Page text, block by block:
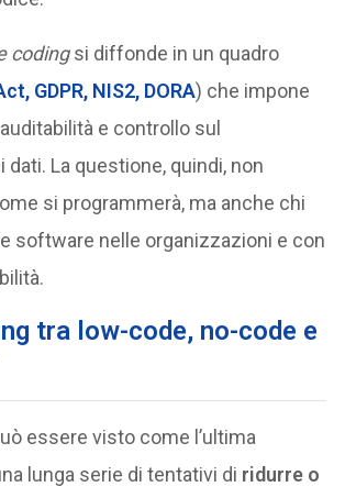
codingsi diffonde in un quadro
GDPR, NIS2, DORA) che impone
e controllo sul
La questione, quindi, non
si programmerà, ma anche chi
software nelle organizzazioni e con
tra low-code, no-code e
essere visto come l’ultima
lunga serie di tentativi di ridurre o